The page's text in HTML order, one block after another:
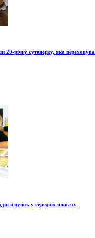
20-річну сутенерку, яка
існують у середніх школах